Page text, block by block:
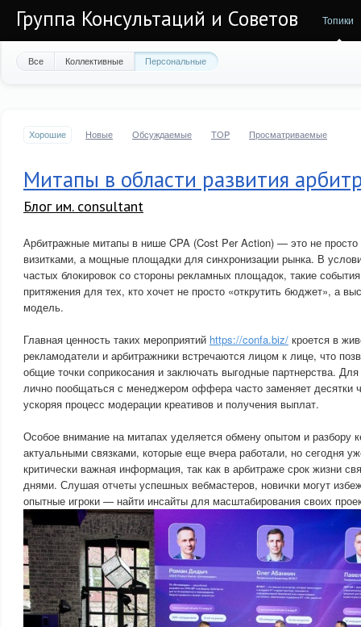
Группа Консультаций и Советов Топики
Все Коллективные Персональные
Хорошие Новые Обсуждаемые TOP Просматриваемые
Митапы в области развития
Блог им. consultant
Арбитражные митапы в нише CPA (Cost Per Action) — это не просто
визитками, а мощные площадки для синхронизации рынка. В
частых блокировок со стороны рекламных площадок, такие события
притяжения для тех, кто хочет не просто «открутить бюджет», а
модель.
Главная ценность таких мероприятий https://confa.biz/ кроется в
рекламодатели и арбитражники встречаются лицом к лице, что
общие точки соприкосания и заключать выгодные партнерства.
лично пообщаться с менеджером оффера часто заменяет десятки
ускоряя процесс модерации креативов и получения выплат.
Особое внимание на митапах уделяется обмену опытом и разбору
актуальными связками, которые еще вчера работали, но сегодня
критически важная информация, так как в арбитраже срок жизни
днями. Слушая отчеты успешных вебмастеров, новички могут
опытные игроки — найти инсайты для масштабирования своих